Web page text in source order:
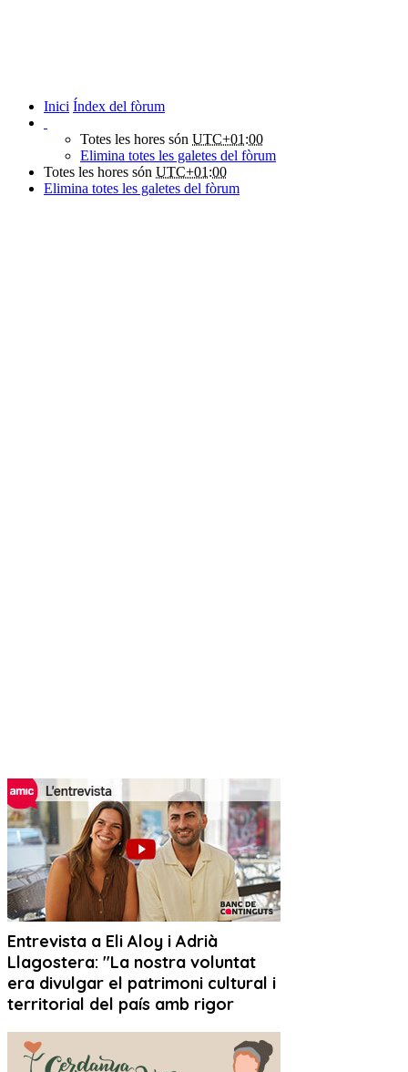
Inici Índex del fòrum
Totes les hores són UTC+01:00
Elimina totes les galetes del fòrum
Totes les hores són UTC+01:00
Elimina totes les galetes del fòrum